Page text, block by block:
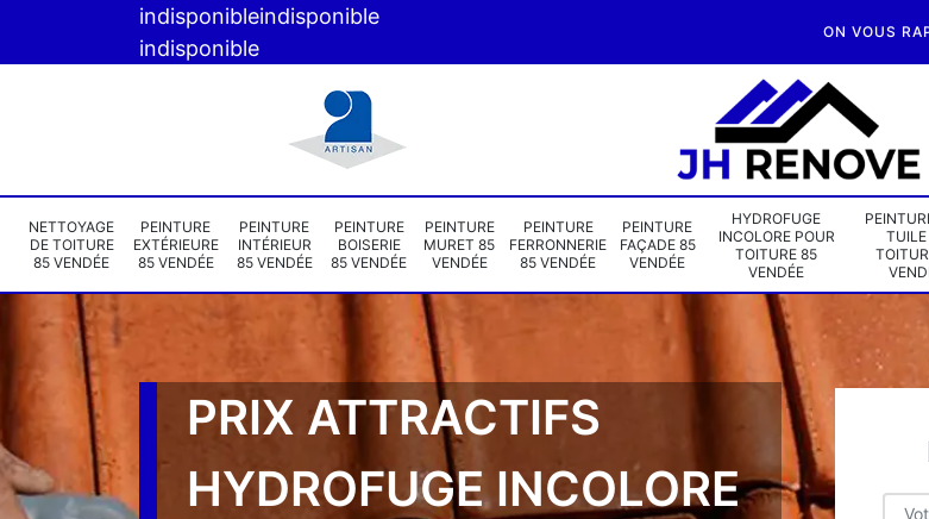
indisponibleindisponible
indisponible
ON VOUS
NETTOYAGE
DE TOITURE
85 VENDÉE
PEINTURE
EXTÉRIEURE
85 VENDÉE
PEINTURE
INTÉRIEUR
85 VENDÉE
PEINTURE
BOISERIE
85 VENDÉE
PEINTURE
MURET 85
VENDÉE
PEINTURE
FERRONNERIE
85 VENDÉE
PEINTURE
FAÇADE 85
VENDÉE
HYDROFUGE
INCOLORE POUR
TOITURE 85
VENDÉE
TUILE
PRIX ATTRACTIFS
HYDROFUGE INCOLORE